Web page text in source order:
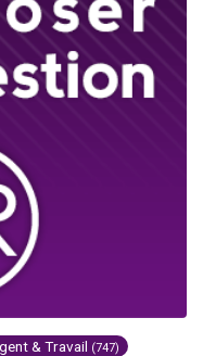
& Travail (747)